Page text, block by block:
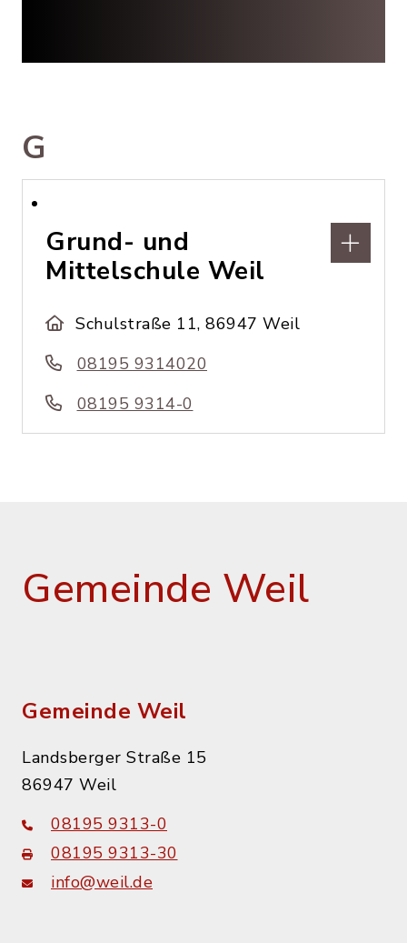
G
Grund- und
Mittelschule Weil
Schulstraße 11, 86947 Weil
08195 9314020
08195 9314-0
Gemeinde Weil
Gemeinde Weil
Landsberger Straße 15
86947 Weil
08195 9313-0
08195 9313-30
info@weil.de